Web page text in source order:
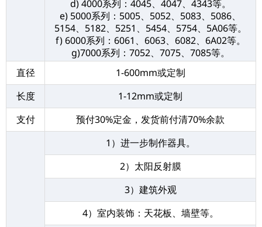
d) 4000系列：4045、4047、4343等。
e) 5000系列：5005、5052、5083、5086、
5154、5182、5251、5454、5754、5A06等。
f) 6000系列：6061、6063、6082、6A02等。
g)7000系列：7052、7075、7085等。
直径
1-600mm或定制
长度
1-12mm或定制
支付
预付30%定金，发货前付清70%余款
1）进一步制作器具。
2）太阳反射膜
3）建筑外观
4）室内装饰：天花板、墙壁等。